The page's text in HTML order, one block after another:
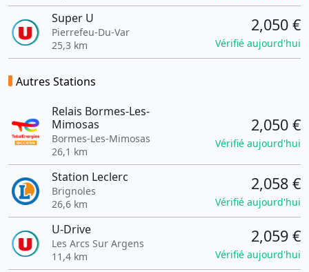
Super U
Pierrefeu-Du-Var
25,3 km
2,050 €
Vérifié aujourd'hui
Autres Stations
Relais Bormes-Les-
Mimosas
Bormes-Les-Mimosas
26,1 km
2,050 €
Vérifié aujourd'hui
Station Leclerc
Brignoles
26,6 km
2,058 €
Vérifié aujourd'hui
U-Drive
Les Arcs Sur Argens
11,4 km
2,059 €
Vérifié aujourd'hui